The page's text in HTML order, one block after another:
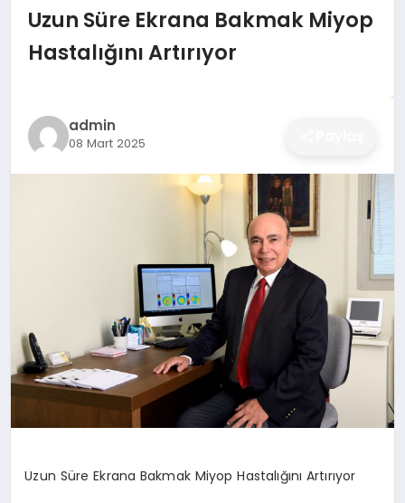
SPOR
SAĞLIK
EKONOMI
Uzun Süre Ekrana Bakmak Miyop
Hastalığını Artırıyor
admin
08 Mart 2025
Uzun Süre Ekrana Bakmak Miyop Hastalığını Artırıyor